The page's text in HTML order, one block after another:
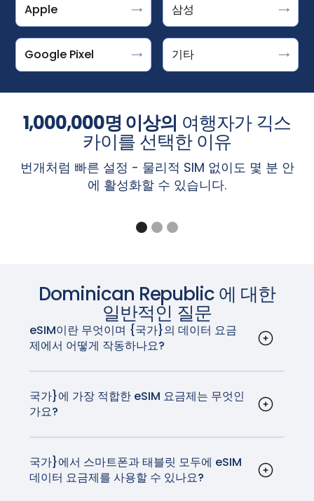
iPhone
iPhone XS, iPhone XS Max, iPhone XR 및 이후 버
전
다. 홍콩 및 마카오에서는 일부 iPhone 모델에 eSIM이 제공
됩니다.
설정 > 셀룰러화면에서 'eSIM 추가 ' 옵션이 표시되
면 iPhone이 eSIM을 지원하는 것입니다.
참고: 설정 > 일반 > 정보 화면의 '이동 통신사 잠금' 섹션에
iPad Pro 12.9인치(3~6세대) Wi-Fi + 셀룰러
iPad Pro 11인치(M4) Wi-Fi + 셀룰러*
iPad Pro 11인치(1~4세대) Wi-Fi + 셀룰러
iPad Air 13인치(M2) Wi-Fi + 셀룰러*
iPad Air 11인치(M2) Wi-Fi + 셀룰러*
iPad Air(3~5세대) Wi-Fi + 셀룰러
iPad mini(5세대 및 6세대) Wi-Fi + 셀룰러
iPad(7~10세대) Wi-Fi + 셀룰러
* iPad Pro(M4) Wi-Fi + 셀룰러 및 iPad Air(M2) Wi-Fi +
셀룰러 모델은 eSIM으로 활성화되며 실제 SIM 카드가 없습
니다.
설정 > 연결 > SIM 관리자↪f_200D↩
↪f_200D↩에서 "eSIM 추가"가 표시되면 기기가 eSIM을 지
원하는 것입니다.
갤럭시 S25/S25+/S25 울트라, 갤럭시
울트라, 갤럭시 S21/S21+/S21 울트라, 갤럭시
S20/S20+/S20 울트라, 갤럭시 S20/S20+/S20 울
갤럭시 Z 폴드7 / 플립7, 갤럭시 Z 폴드6 / 플립6,
갤럭시 Z 폴드5 / Z 플립5, 갤럭시 Z 폴드4 / 플립
4, 갤럭시 Z 폴드3 / 플립3, 갤럭시 Z 폴드2, 갤럭시
갤럭시 노트20 / 노트20 울트라
갤럭시 탭 S10+/S10 울트라, 갤럭시 탭 S9/S9+/S9
울트라, 갤럭시 탭 S9 FE/S9 FE+, 갤럭시 탭 액티브
5
참고: 배송 국가에 따라 위에 나열된 단말기라도 eSIM이 지
원되지 않을 수 있습니다. 사용 중인 디바이스가 해당 지역에
서 이 기능을 지원하는지 제조업체에 문의하세요.
"Download a SIM instead?"라는 메시지가 표시되면
Google Pixel은 eSIM을 사용할 수 있는 기기입니다. 설정 >
네트워크 및 인터넷 > SIM +를 탭한 후 옵션을 선택하세요.
Pixel 8, 8a, 8 Pro
Pixel 7, 7a, 7 Pro
Pixel Fold
Pixel 6, 6a, 6 Pro
Pixel 5, 5a
의 Pixel 3a는 eSIM과 호환되지 않습니다.)
음).
Pixel 2, Pixel 2 XL(Google Fi 서비스로 구매한 휴
대전화에 한함)
eSIM과 함께 작동하지 않습니다.
DOOGEE V30 지원 ESIM
Fairphone 4
Honor Magic 4 Pro
‍MicrosoftSurface Pro X
Planet Cosmo Communicator
Planet Gemini PDA - 4G+WiFi
Rakuten Mini, 빅, 빅-S, 핸드, 핸드 5G
Sharp Aquos Sense6s, Aquos Wish
Sony Xperia 1 IV, Xperia 10 III Lite, Xperia 10 IV
Apple
삼성
Google Pixel 기타
1,000,000명 이상의 여행자가 긱스
카이를 선택한 이유
번개처럼 빠른 설정 - 물리적 SIM 없이도 몇 분 안
에 활성화할 수 있습니다.
Dominican Republic에 대한
일반적인 질문
eSIM이란 무엇이며 {국가}의 데이터 요금
제에서 어떻게 작동하나요?
일 데이터 요금제를 활성화할 수 있습니다. 국가}에
서는 다양한 이동 통신사에서 eSIM을 지원합니다.
습니다. 요즘 새로 구입하는 거의 모든 휴대폰에는
eSIM 기술이 탑재되어 있습니다.
국가}에 가장 적합한 eSIM 요금제는 무엇인
가요?
술을 사용하며, 현지 요금보다 훨씬 저렴한 가격으로
가장 빠르고 안정적인 네트워크에서 서핑을 즐길 수
국가}에서 스마트폰과 태블릿 모두에 eSIM
데이터 요금제를 사용할 수 있나요?